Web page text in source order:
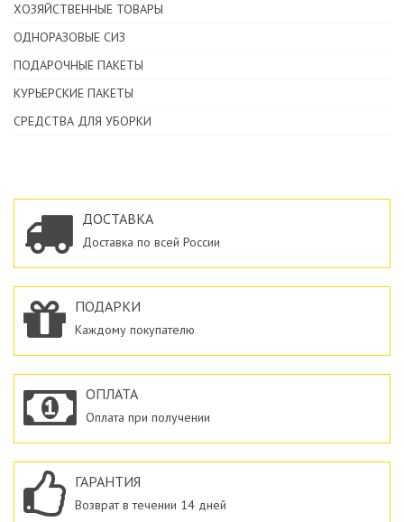
ХОЗЯЙСТВЕННЫЕ ТОВАРЫ
ОДНОРАЗОВЫЕ СИЗ
ПОДАРОЧНЫЕ ПАКЕТЫ
КУРЬЕРСКИЕ ПАКЕТЫ
СРЕДСТВА ДЛЯ УБОРКИ
ДОСТАВКА
Доставка по всей России
ПОДАРКИ
Каждому покупателю
ОПЛАТА
Оплата при получении
ГАРАНТИЯ
Возврат в течении 14 дней